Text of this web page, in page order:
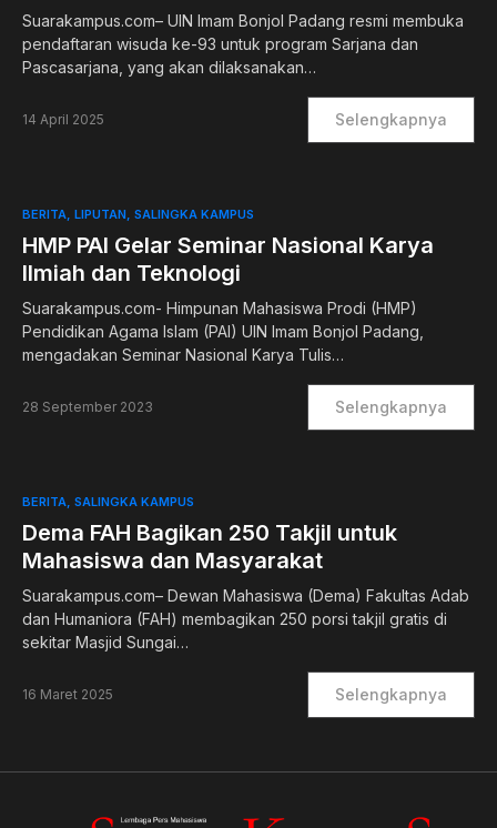
Suarakampus.com– UIN Imam Bonjol Padang resmi membuka
pendaftaran wisuda ke-93 untuk program Sarjana dan
Pascasarjana, yang akan dilaksanakan…
14 April 2025 Selengkapnya
BERITA LIPUTAN SALINGKA KAMPUS
HMP PAI Gelar Seminar Nasional Karya
Ilmiah dan Teknologi
Suarakampus.com- Himpunan Mahasiswa Prodi (HMP)
Pendidikan Agama Islam (PAI) UIN Imam Bonjol Padang,
mengadakan Seminar Nasional Karya Tulis…
28 September 2023 Selengkapnya
BERITA SALINGKA KAMPUS
Dema FAH Bagikan 250 Takjil untuk
Mahasiswa dan Masyarakat
Suarakampus.com– Dewan Mahasiswa (Dema) Fakultas Adab
dan Humaniora (FAH) membagikan 250 porsi takjil gratis di
sekitar Masjid Sungai…
16 Maret 2025 Selengkapnya